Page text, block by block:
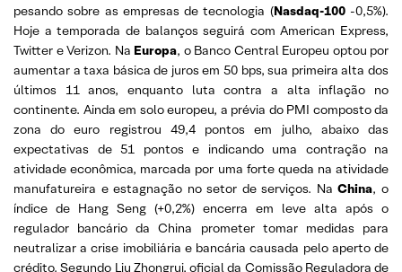
pesando sobre as empresas de tecnologia (Nasdaq-100 -0,5%).
Hoje a temporada de balanços seguirá com American Express,
Twitter e Verizon. Na Europa, o Banco Central Europeu optou por
aumentar a taxa básica de juros em 50 bps, sua primeira alta dos
últimos 11 anos, enquanto luta contra a alta inflação no
continente. Ainda em solo europeu, a prévia do PMI composto da
zona do euro registrou 49,4 pontos em julho, abaixo das
expectativas de 51 pontos e indicando uma contração na
atividade econômica, marcada por uma forte queda na atividade
manufatureira e estagnação no setor de serviços. NaChina, o
índice de Hang Seng (+0,2%) encerra em leve alta após o
regulador bancário da China prometer tomar medidas para
neutralizar a crise imobiliária e bancária causada pelo aperto de
crédito. Segundo Liu Zhongrui, oficial da Comissão Reguladora de